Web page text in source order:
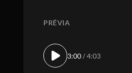
PRÉVIA
3:00/ 4:03